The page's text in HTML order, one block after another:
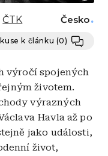
ČTK Česko
k článku (0)
výročí spojených
životem.
výrazných
Havla až po
jako události,
život,